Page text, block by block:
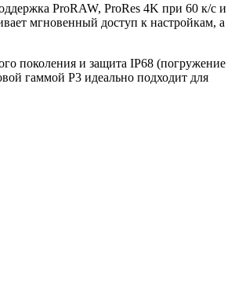
ProRAW, ProRes 4K при 60 к/с и
мгновенный доступ к настройкам, а
поколения и защита IP68 (погружение
гаммой P3 идеально подходит для